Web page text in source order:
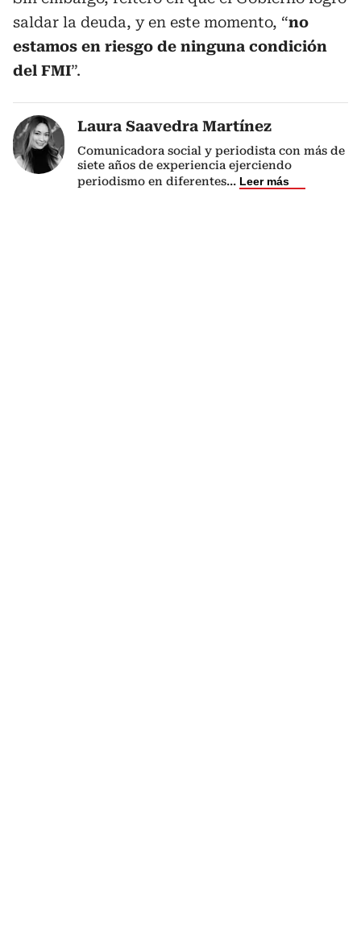
saldar la deuda, y en este momento, “no
estamos en riesgo de ninguna condición
del FMI”.
Laura Saavedra Martínez
Comunicadora social y periodista con más de
siete años de experiencia ejerciendo
periodismo en diferentes... Leer más